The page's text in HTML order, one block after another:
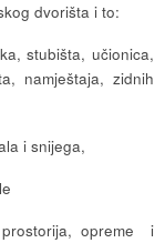
dvorišta i to:
učionica,
namještaja, zidnih
i snijega,
opreme i